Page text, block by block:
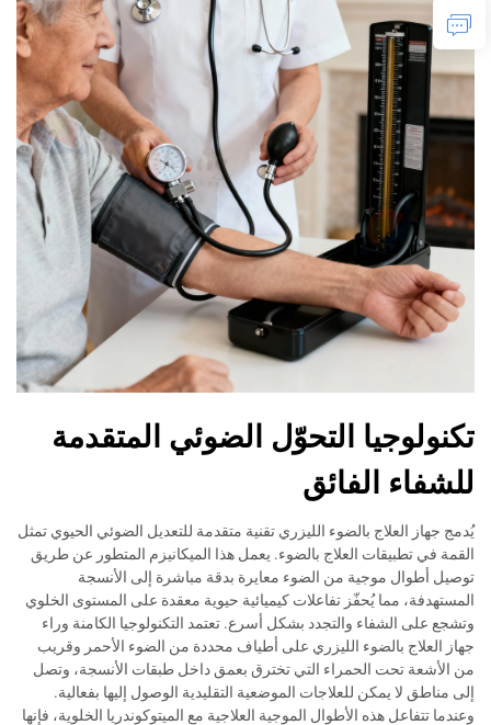
تكنولوجيا التحوّل الضوئي المتقدمة
للشفاء الفائق
يُدمج جهاز العلاج بالضوء الليزري تقنية متقدمة للتعديل الضوئي الحيوي تمثل
القمة في تطبيقات العلاج بالضوء. يعمل هذا الميكانيزم المتطور عن طريق
توصيل أطوال موجية من الضوء معايرة بدقة مباشرة إلى الأنسجة
المستهدفة، مما يُحفّز تفاعلات كيميائية حيوية معقدة على المستوى الخلوي
وتشجع على الشفاء والتجدد بشكل أسرع. تعتمد التكنولوجيا الكامنة وراء
جهاز العلاج بالضوء الليزري على أطياف محددة من الضوء الأحمر وقريب
من الأشعة تحت الحمراء التي تخترق بعمق داخل طبقات الأنسجة، وتصل
إلى مناطق لا يمكن للعلاجات الموضعية التقليدية الوصول إليها بفعالية.
وعندما تتفاعل هذه الأطوال الموجية العلاجية مع الميتوكوندريا الخلوية، فإنها